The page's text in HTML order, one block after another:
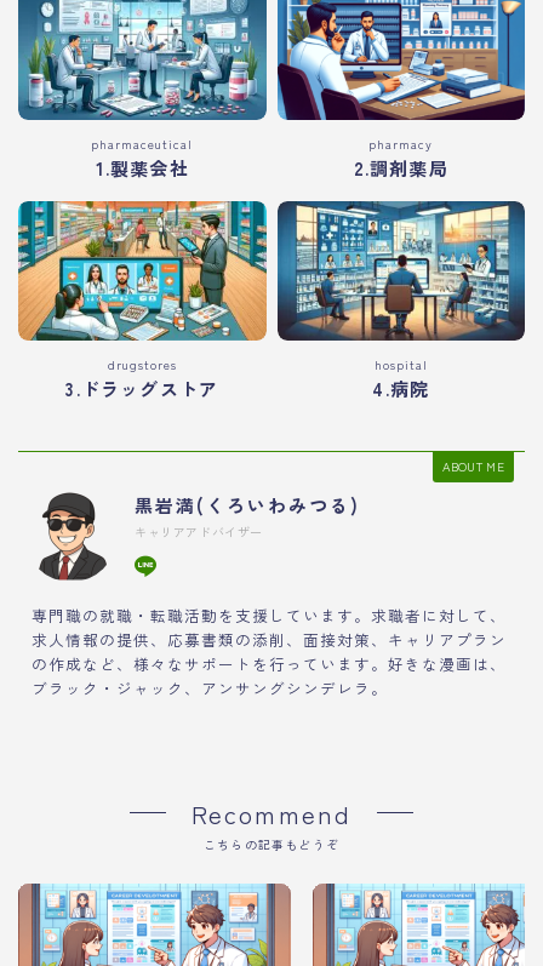
pharmaceutical
1.製薬会社
pharmacy
2.調剤薬局
drugstores
3.ドラッグストア
hospital
4.病院
ABOUT ME
黒岩満(くろいわみつる)
キャリアアドバイザー
専門職の就職・転職活動を支援しています。求職者に対して、
求人情報の提供、応募書類の添削、面接対策、キャリアプラン
の作成など、様々なサポートを行っています。好きな漫画は、
ブラック・ジャック、アンサングシンデレラ。
Recommend
こちらの記事もどうぞ